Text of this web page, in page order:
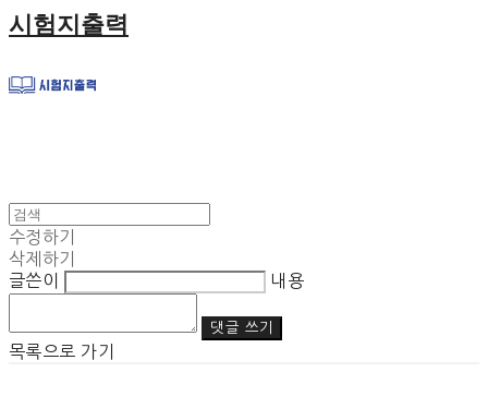
시험지출력
수정하기
삭제하기
글쓴이
내용
댓글 쓰기
목록으로 가기